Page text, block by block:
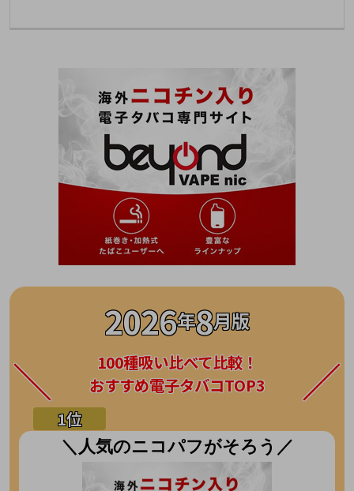
2026年8月版
100種吸い比べて比較！
おすすめ電子タバコTOP3
＼人気のニコパフがそろう／